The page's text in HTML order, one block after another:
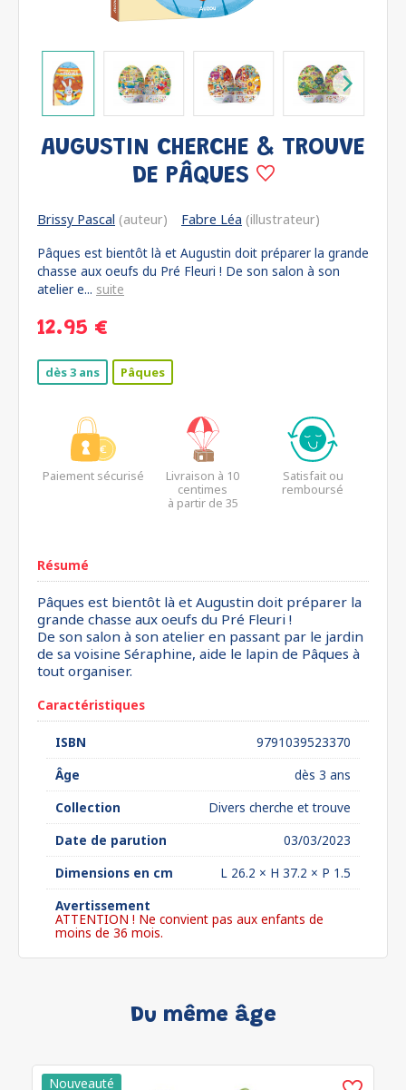
AUGUSTIN CHERCHE & TROUVE
DE PÂQUES
Brissy Pascal (auteur) Fabre Léa (illustrateur)
Pâques est bientôt là et Augustin doit préparer la grande
chasse aux oeufs du Pré Fleuri ! De son salon à son
atelier e... suite
12.95 €
dès 3 ans Pâques
Paiement sécurisé
Livraison à 10
centimes
à partir de 35
Satisfait ou
remboursé
Résumé
Pâques est bientôt là et Augustin doit préparer la
grande chasse aux oeufs du Pré Fleuri !
De son salon à son atelier en passant par le jardin
de sa voisine Séraphine, aide le lapin de Pâques à
tout organiser.
Caractéristiques
ISBN
9791039523370
Âge
dès 3 ans
Collection
Divers cherche et trouve
Date de parution
03/03/2023
Dimensions en cm
L 26.2 × H 37.2 × P 1.5
Avertissement
ATTENTION ! Ne convient pas aux enfants de
moins de 36 mois.
Du même âge